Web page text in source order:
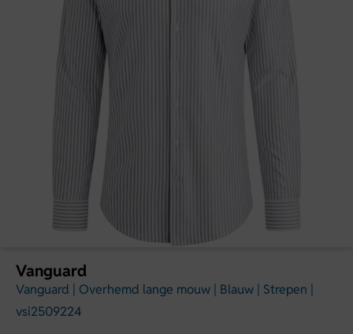
Vanguard
Vanguard | Overhemd lange mouw | Blauw | Strepen |
vsi2509224